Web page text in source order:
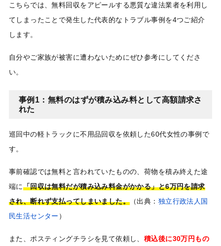
こちらでは、無料回収をアピールする悪質な違法業者を利用し
てしまったことで発生した代表的なトラブル事例を4つご紹介
します。
自分やご家族が被害に遭わないためにぜひ参考にしてくださ
い。
事例1：無料のはずが積み込み料として高額請求さ
れた
巡回中の軽トラックに不用品回収を依頼した60代女性の事例で
す。
事前確認では無料と言われていたものの、荷物を積み終えた途
端に「回収は無料だが積み込み料金がかかる」と6万円を請求
され、断れず支払ってしまいました。 （出典： 独立行政法人国
民生活センター ）
また、ポスティングチラシを見て依頼し、 積込後に30万円もの